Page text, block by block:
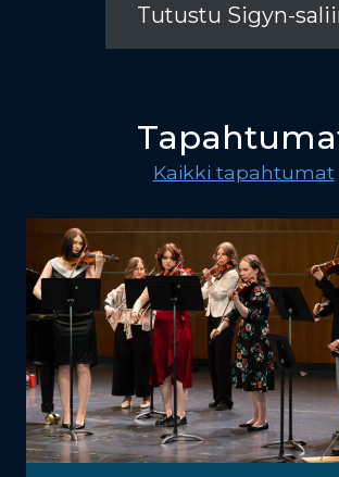
Tutustu Sigyn-
Kaikki tapahtumat